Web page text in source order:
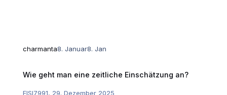
charmanta8. Januar8. Jan
Wie geht man eine zeitliche Einschätzung an?
FISI7991, 29. Dezember 2025